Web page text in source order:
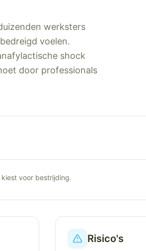
werksters
voelen.
shock
door professionals
voor bestrijding.
Risico's